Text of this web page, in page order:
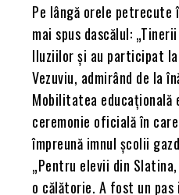
Pe lângă orele
mai spus dascălul:
Iluziilor și au participat
Vezuviu, admirând de la
Mobilitatea educațională
ceremonie oficială în
împreună imnul școlii
„Pentru elevii din
o călătorie. A fost un